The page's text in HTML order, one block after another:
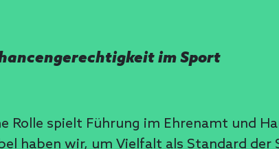
im Sport
Rolle spielt Führung im Ehrenamt und
haben wir, um Vielfalt als Standard